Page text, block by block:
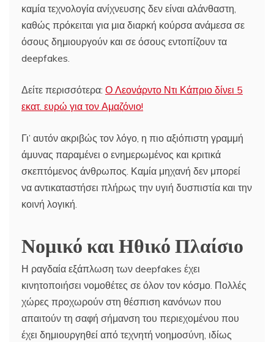
καμία τεχνολογία ανίχνευσης δεν είναι αλάνθαστη,
καθώς πρόκειται για μια διαρκή κούρσα ανάμεσα σε
όσους δημιουργούν και σε όσους εντοπίζουν τα
deepfakes.
Δείτε περισσότερα: Ο Λεονάρντο Ντι Κάπριο δίνει 5
εκατ. ευρώ για τον Αμαζόνιο!
Γι’ αυτόν ακριβώς τον λόγο, η πιο αξιόπιστη γραμμή
άμυνας παραμένει ο ενημερωμένος και κριτικά
σκεπτόμενος άνθρωπος. Καμία μηχανή δεν μπορεί
να αντικαταστήσει πλήρως την υγιή δυσπιστία και την
κοινή λογική.
Νομικό και Ηθικό Πλαίσιο
Η ραγδαία εξάπλωση των deepfakes έχει
κινητοποιήσει νομοθέτες σε όλον τον κόσμο. Πολλές
χώρες προχωρούν στη θέσπιση κανόνων που
απαιτούν τη σαφή σήμανση του περιεχομένου που
έχει δημιουργηθεί από τεχνητή νοημοσύνη, ιδίως